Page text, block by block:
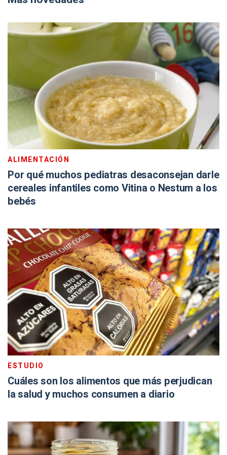
ALIMENTACIÓN
Por qué muchos pediatras desaconsejan darle
cereales infantiles como Vitina o Nestum a los
bebés
ESTUDIO
Cuáles son los alimentos que más perjudican
la salud y muchos consumen a diario